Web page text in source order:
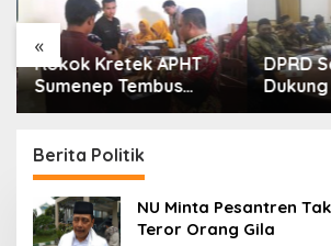
«
Rokok Kretek APHT
Sumenep Tembus
DPRD
Kaum
Berita Politik
NU Minta Pesantren
Teror Orang Gila